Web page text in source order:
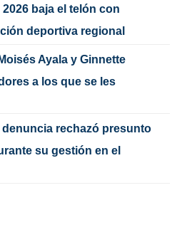
baja el telón con
deportiva regional
Ayala y Ginnette
a los que se les
denuncia rechazó presunto
su gestión en el